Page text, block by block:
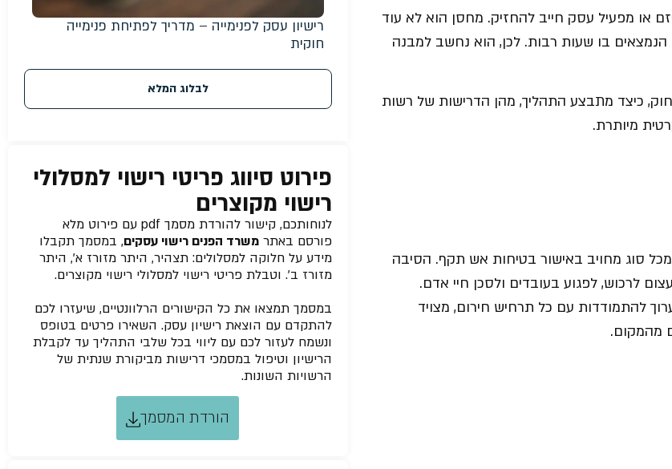
או מפעיל עסק חייב להחזיק. מחסן הוא לא עוד
הנמצאים בו שעות רבות. לכן, הוא נחשב למבנה
כיצד מתבצע התהליך, מהן הדרישות של רשות
מיותרת.
סוג מחויב באישור בטיחות אש תקף. הסיבה
לרכוש, לפגוע בעובדים ולסכן חיי אדם.
להתמודדות עם כל תרחיש חירום, מצויד
מהמקום.
רישיון עסק לפנימייה – מדריך לפתיחת פנימייה
חוקית
לבלוג המלא
פירוט סיווג פריטי רישוי למסלולי
רישוי מקוצרים
לנוחותכם, קישור להורדת מסמך pdf עם פירוט מלא
פורסם באתרמשרד הפנים רישוי עסקים, במסמך תקבלו
מידע על חלוקה למסלולים: תצהיר, היתר מזורז א’, היתר
מזורז ב’. וטבלת פריטי רישוי למסלולי רישוי מקוצרים.
במסמך תמצאו את כל הקישורים הרלוונטיים, שיעזרו לכם
להתקדם עם הוצאת רישיון עסק. השאירו פרטים בטופס
ונשמח לעזור לכם עם ליווי בכל שלבי התהליך עד לקבלת
הרישיון וטיפול במסמכי דרישות מביקורת שנתית של
הרשויות השונות.
הורדת המסמך